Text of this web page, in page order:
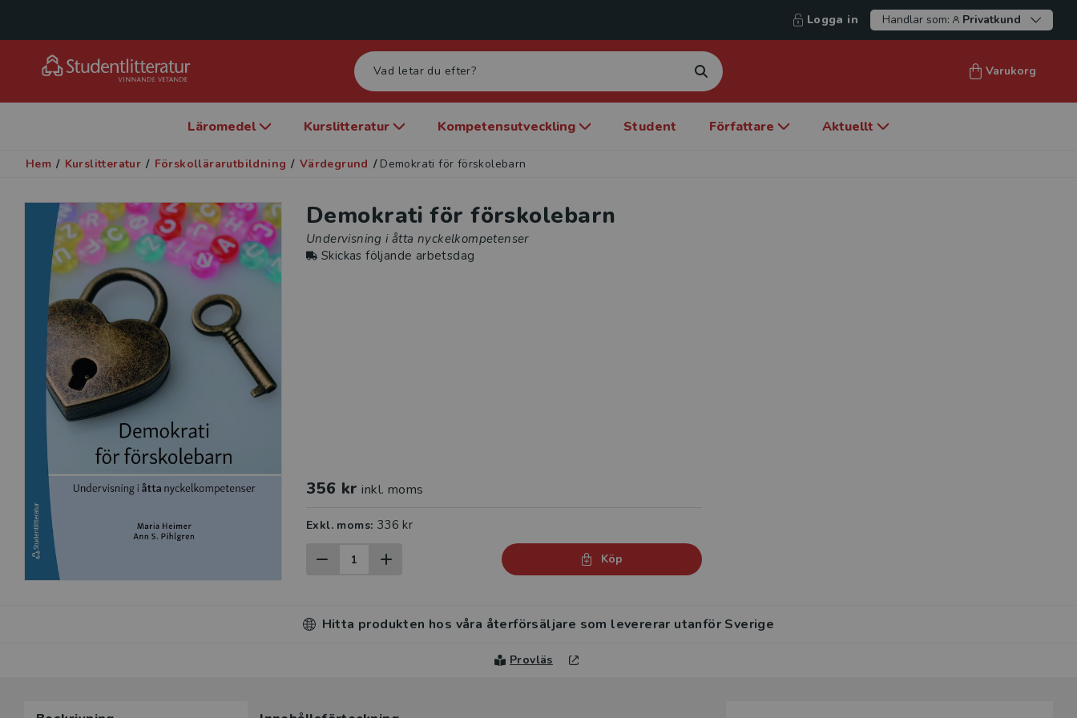
Logga in Handlar som: Privatkund
Varukorg
Läromedel Kurslitteratur Kompetensutveckling Student Författare Aktuellt
Hem / Kurslitteratur / Förskollärarutbildning / Värdegrund / Demokrati för förskolebarn
Demokrati för förskolebarn
Undervisning i åtta nyckelkompetenser
Skickas följande arbetsdag
356 kr inkl. moms
Exkl. moms: 336 kr
Köp
Hitta produkten hos våra återförsäljare som levererar utanför Sverige
Provläs